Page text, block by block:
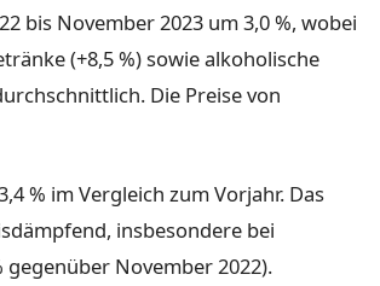
bis November 2023 um 3,0 %, wobei
(+8,5 %) sowie alkoholische
Die Preise von
% im Vergleich zum Vorjahr. Das
insbesondere bei
November 2022).